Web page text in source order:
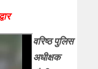
वरिष्ठ पुलिस
अधीक्षक